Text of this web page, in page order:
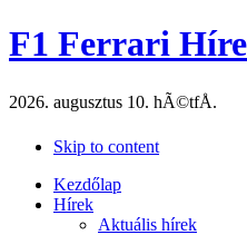
F1 Ferrari
2026. augusztus 10. hÃ©tfÅ.
Skip to content
Kezdőlap
Hírek
Aktuális hírek